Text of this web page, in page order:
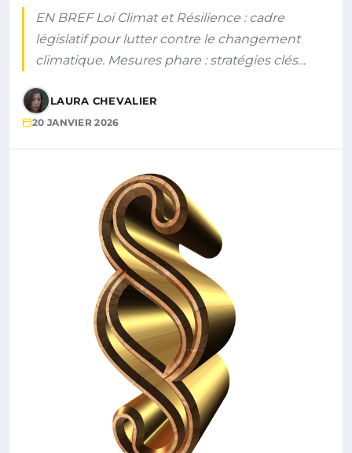
EN BREF Loi Climat et Résilience : cadre
législatif pour lutter contre le changement
climatique. Mesures phare : stratégies clés…
LAURA CHEVALIER
20 JANVIER 2026